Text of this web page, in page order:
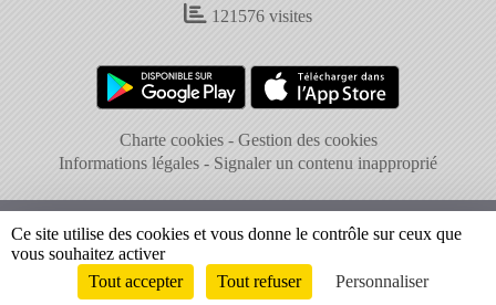
121576 visites
Charte cookies
Gestion des cookies
Informations légales
Signaler un contenu inapproprié
Envie de participer ? Connexion
Ce site utilise des cookies et vous donne le contrôle sur ceux que
vous souhaitez activer
Tout accepter
Tout refuser Personnaliser